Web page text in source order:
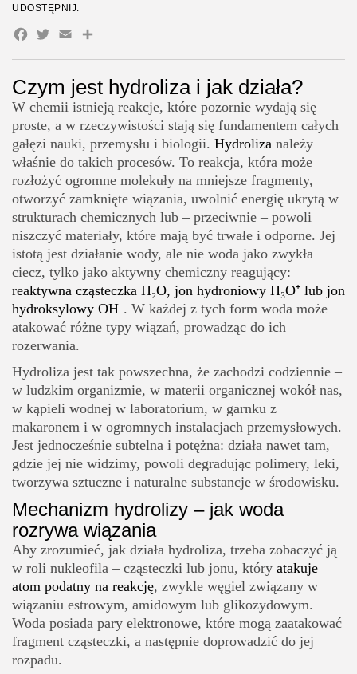
24 Artykułów
Czym jest hydroliza i jak działa?
W chemii istnieją reakcje, które pozornie wydają się
proste, a w rzeczywistości stają się fundamentem całych
gałęzi nauki, przemysłu i biologii. Hydroliza należy
właśnie do takich procesów. To reakcja, która może
rozłożyć ogromne molekuły na mniejsze fragmenty,
otworzyć zamknięte wiązania, uwolnić energię ukrytą w
strukturach chemicznych lub – przeciwnie – powoli
niszczyć materiały, które mają być trwałe i odporne. Jej
istotą jest działanie wody, ale nie woda jako zwykła
ciecz, tylko jako aktywny chemiczny reagujący:
reaktywna cząsteczka H₂O, jon hydroniowy H₃O⁺ lub jon
hydroksylowy OH⁻. W każdej z tych form woda może
atakować różne typy wiązań, prowadząc do ich
rozerwania.
Hydroliza jest tak powszechna, że zachodzi codziennie –
w ludzkim organizmie, w materii organicznej wokół nas,
w kąpieli wodnej w laboratorium, w garnku z
makaronem i w ogromnych instalacjach przemysłowych.
Jest jednocześnie subtelna i potężna: działa nawet tam,
gdzie jej nie widzimy, powoli degradując polimery, leki,
tworzywa sztuczne i naturalne substancje w środowisku.
Mechanizm hydrolizy – jak woda
rozrywa wiązania
Aby zrozumieć, jak działa hydroliza, trzeba zobaczyć ją
w roli nukleofila – cząsteczki lub jonu, który atakuje
atom podatny na reakcję, zwykle węgiel związany w
wiązaniu estrowym, amidowym lub glikozydowym.
Woda posiada pary elektronowe, które mogą zaatakować
fragment cząsteczki, a następnie doprowadzić do jej
rozpadu.
Hydroliza w przemyśle chemicznym – od mydła po syntezę
organiczną
Hydroliza w ochronie środowiska – biodegradacja i
oczyszczanie
Hydroliza w farmacji – stabilność leków i projektowanie
proleków
Hydroliza w polimerach – degradacja, starzenie i recykling
Kontrolowanie hydrolizy – jak kierować procesem
Hydroliza jako kluczowy proces cyklu materii
FAQ hydroliza
Co to jest hydroliza w chemii?
Jakie są główne rodzaje hydrolizy?
Jakie są przykłady hydrolizy w życiu codziennym i
biologii?
Od czego zależy szybkość hydrolizy?
Czym różni się hydroliza soli od „klasycznej”
hydrolizy wiązań?
UDOSTĘPNIJ:
Facebook
Twitter
EmailShare